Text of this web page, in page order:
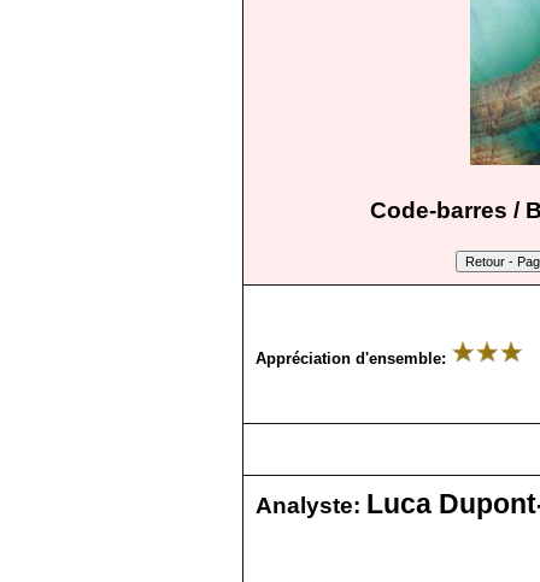
Code-barres /
Appréciation d'ensemble:
Analyste: Luca